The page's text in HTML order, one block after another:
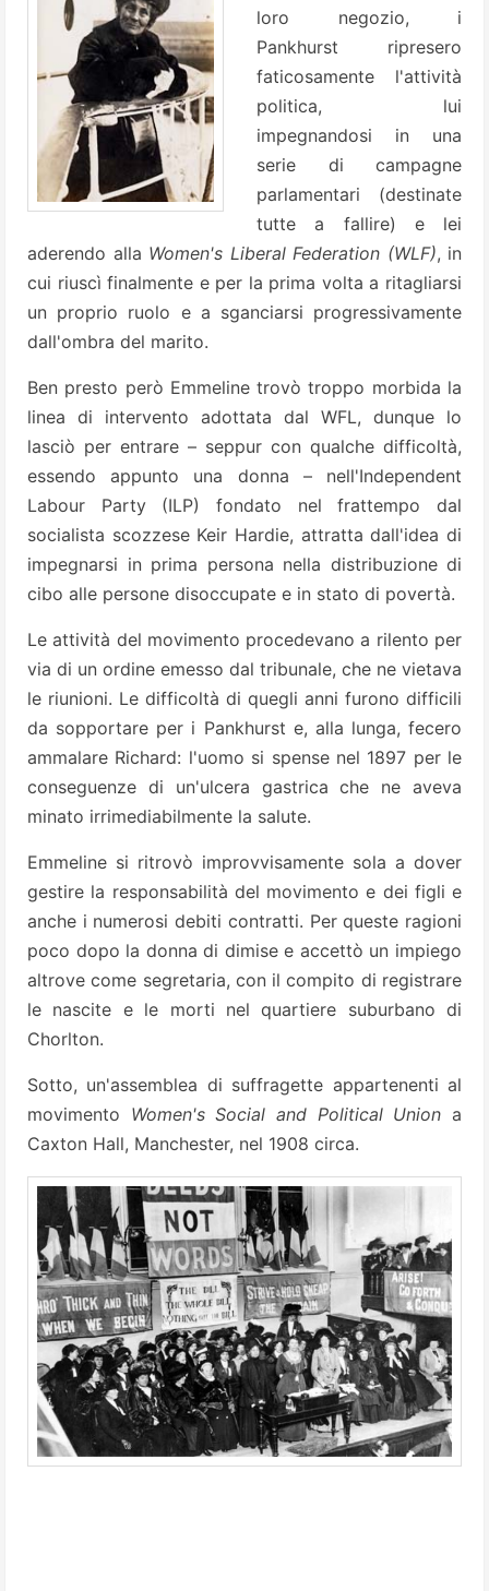
loro negozio, i
Pankhurst ripresero
faticosamente l'attività
politica, lui
impegnandosi in una
serie di campagne
parlamentari (destinate
tutte a fallire) e lei
aderendo alla Women's Liberal Federation (WLF), in
cui riuscì finalmente e per la prima volta a ritagliarsi
un proprio ruolo e a sganciarsi progressivamente
dall'ombra del marito.
Ben presto però Emmeline trovò troppo morbida la
linea di intervento adottata dal WFL, dunque lo
lasciò per entrare – seppur con qualche difficoltà,
essendo appunto una donna – nell'Independent
Labour Party (ILP) fondato nel frattempo dal
socialista scozzese Keir Hardie, attratta dall'idea di
impegnarsi in prima persona nella distribuzione di
cibo alle persone disoccupate e in stato di povertà.
Le attività del movimento procedevano a rilento per
via di un ordine emesso dal tribunale, che ne vietava
le riunioni. Le difficoltà di quegli anni furono difficili
da sopportare per i Pankhurst e, alla lunga, fecero
ammalare Richard: l'uomo si spense nel 1897 per le
conseguenze di un'ulcera gastrica che ne aveva
minato irrimediabilmente la salute.
Emmeline si ritrovò improvvisamente sola a dover
gestire la responsabilità del movimento e dei figli e
anche i numerosi debiti contratti. Per queste ragioni
poco dopo la donna di dimise e accettò un impiego
altrove come segretaria, con il compito di registrare
le nascite e le morti nel quartiere suburbano di
Chorlton.
Sotto, un'assemblea di suffragette appartenenti al
movimento Women's Social and Political Union a
Caxton Hall, Manchester, nel 1908 circa.